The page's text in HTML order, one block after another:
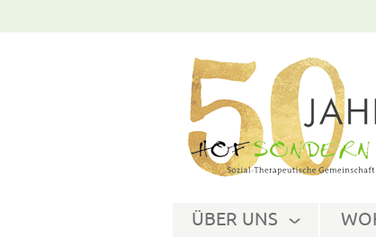
ÜBER UNS